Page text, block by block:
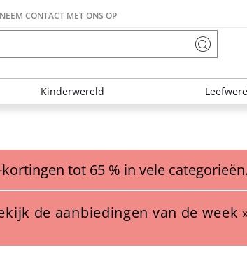
CONTACT MET ONS OP
Kinderwereld
kortingen tot 65 % in vele categorieën.
de aanbiedingen van de week